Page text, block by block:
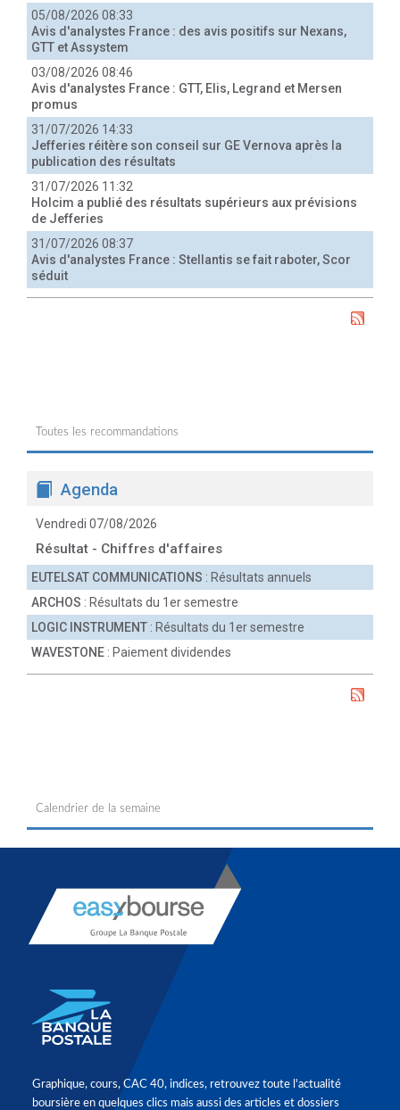
05/08/2026 08:33
Avis d'analystes France : des avis positifs sur Nexans,
GTT et Assystem
03/08/2026 08:46
Avis d'analystes France : GTT, Elis, Legrand et Mersen
promus
31/07/2026 14:33
Jefferies réitère son conseil sur GE Vernova après la
publication des résultats
31/07/2026 11:32
Holcim a publié des résultats supérieurs aux prévisions
de Jefferies
31/07/2026 08:37
Avis d'analystes France : Stellantis se fait raboter, Scor
séduit
Toutes les recommandations
Agenda
Vendredi 07/08/2026
Résultat - Chiffres d'affaires
EUTELSAT COMMUNICATIONS : Résultats annuels
ARCHOS : Résultats du 1er semestre
LOGIC INSTRUMENT : Résultats du 1er semestre
WAVESTONE : Paiement dividendes
Calendrier de la semaine
Graphique, cours, CAC 40, indices, retrouvez toute l'actualité
boursière en quelques clics mais aussi des articles et dossiers